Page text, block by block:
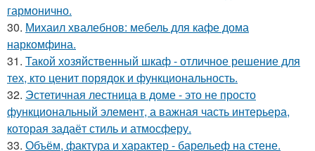
гармонично.
30. Михаил хвалебнов: мебель для кафе дома
наркомфина.
31. Такой хозяйственный шкаф - отличное решение для
тех, кто ценит порядок и функциональность.
32. Эстетичная лестница в доме - это не просто
функциональный элемент, а важная часть интерьера,
которая задаёт стиль и атмосферу.
33. Объём, фактура и характер - барельеф на стене.